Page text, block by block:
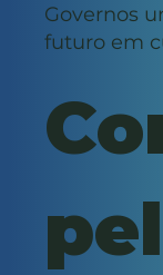
Governos
futuro em